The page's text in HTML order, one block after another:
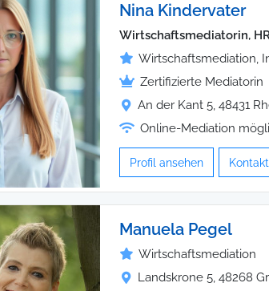
Nina Kindervater
Wirtschaftsmediatorin,
Wirtschaftsmediation,
Zertifizierte Mediatorin
An der Kant 5, 48431
Online-Mediation
Profil ansehen Kontakt
Manuela Pegel
Wirtschaftsmediation
Landskrone 5, 48268